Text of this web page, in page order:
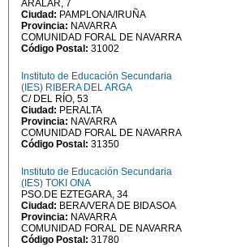
ARALAR, 7
Ciudad: PAMPLONA/IRUÑA
Provincia: NAVARRA
COMUNIDAD FORAL DE NAVARRA
Código Postal: 31002
Instituto de Educación Secundaria
(IES) RIBERA DEL ARGA
C/ DEL RÍO, 53
Ciudad: PERALTA
Provincia: NAVARRA
COMUNIDAD FORAL DE NAVARRA
Código Postal: 31350
Instituto de Educación Secundaria
(IES) TOKI ONA
PSO.DE EZTEGARA, 34
Ciudad: BERA/VERA DE BIDASOA
Provincia: NAVARRA
COMUNIDAD FORAL DE NAVARRA
Código Postal: 31780